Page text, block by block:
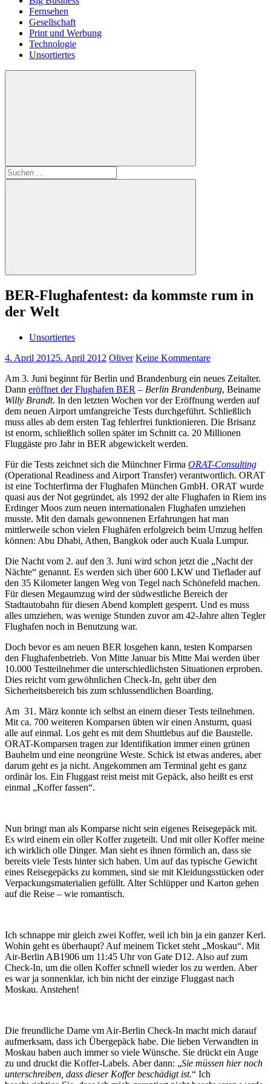
Fernsehen
Gesellschaft
Print und Werbung
Technologie
Unsortiertes
Suchen
nach:
Suchen
BER-Flughafentest: da kommste rum in
der Welt
Unsortiertes
4. April 20125. April 2012 Oliver Keine Kommentare
Am 3. Juni beginnt für Berlin und Brandenburg ein neues Zeitalter.
Dann eröffnet der Flughafen BER – Berlin Brandenburg, Beiname
Willy Brandt. In den letzten Wochen vor der Eröffnung werden auf
dem neuen Airport umfangreiche Tests durchgeführt. Schließlich
muss alles ab dem ersten Tag fehlerfrei funktionieren. Die Brisanz
ist enorm, schließlich sollen später im Schnitt ca. 20 Millionen
Fluggäste pro Jahr in BER abgewickelt werden.
Für die Tests zeichnet sich die Münchner Firma ORAT-Consulting
(Operational Readiness and Airport Transfer) verantwortlich. ORAT
ist eine Tochterfirma der Flughafen München GmbH. ORAT wurde
quasi aus der Not gegründet, als 1992 der alte Flughafen in Riem ins
Erdinger Moos zum neuen internationalen Flughafen umziehen
musste. Mit den damals gewonnenen Erfahrungen hat man
mittlerweile schon vielen Flughäfen erfolgreich beim Umzug helfen
können: Abu Dhabi, Athen, Bangkok oder auch Kuala Lumpur.
Die Nacht vom 2. auf den 3. Juni wird schon jetzt die „Nacht der
Nächte“ genannt. Es werden sich über 600 LKW und Tieflader auf
den 35 Kilometer langen Weg von Tegel nach Schönefeld machen.
Für diesen Megaumzug wird der südwestliche Bereich der
Stadtautobahn für diesen Abend komplett gesperrt. Und es muss
alles umziehen, was wenige Stunden zuvor am 42-Jahre alten Tegler
Flughafen noch in Benutzung war.
Doch bevor es am neuen BER losgehen kann, testen Komparsen
den Flughafenbetrieb. Von Mitte Januar bis Mitte Mai werden über
10.000 Testteilnehmer die unterschiedlichsten Situationen erproben.
Dies reicht vom gewöhnlichen Check-In, geht über den
Sicherheitsbereich bis zum schlussendlichen Boarding.
Am 31. März konnte ich selbst an einem dieser Tests teilnehmen.
Mit ca. 700 weiteren Komparsen übten wir einen Ansturm, quasi
alle auf einmal. Los geht es mit dem Shuttlebus auf die Baustelle.
ORAT-Komparsen tragen zur Identifikation immer einen grünen
Bauhelm und eine neongrüne Weste. Schick ist etwas anderes, aber
darum geht es ja nicht. Angekommen am Terminal geht es ganz
ordinär los. Ein Fluggast reist meist mit Gepäck, also heißt es erst
einmal „Koffer fassen“.
Nun bringt man als Komparse nicht sein eigenes Reisegepäck mit.
Es wird einem ein oller Koffer zugeteilt. Und mit oller Koffer meine
ich wirklich olle Dinger. Man sieht es ihnen förmlich an, dass sie
bereits viele Tests hinter sich haben. Um auf das typische Gewicht
eines Reisegepäcks zu kommen, sind sie mit Kleidungsstücken oder
Verpackungsmaterialien gefüllt. Alter Schlüpper und Karton gehen
auf die Reise – wie romantisch.
Ich schnappe mir gleich zwei Koffer, weil ich bin ja ein ganzer Kerl.
Wohin geht es überhaupt? Auf meinem Ticket steht „Moskau“. Mit
Air-Berlin AB1906 um 11:45 Uhr von Gate D12. Also auf zum
Check-In, um die ollen Koffer schnell wieder los zu werden. Aber
es war ja sonnenklar, ich bin nicht der einzige Fluggast nach
Moskau. Anstehen!
Die freundliche Dame vm Air-Berlin Check-In macht mich darauf
aufmerksam, dass ich Übergepäck habe. Die lieben Verwandten in
Moskau haben auch immer so viele Wünsche. Sie drückt ein Auge
zu und druckt die Koffer-Labels. Aber dann: „Sie müssen hier noch
unterschreiben, dass dieser Koffer beschädigt ist.“ Ich